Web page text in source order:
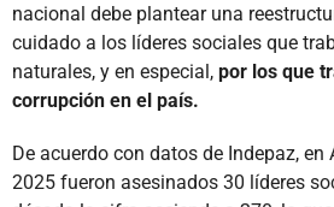
nacional debe plantear una
cuidado a los líderes sociales que
naturales, y en especial, por los que
corrupción en el país.
De acuerdo con datos de Indepaz,
2025 fueron asesinados 30 líderes